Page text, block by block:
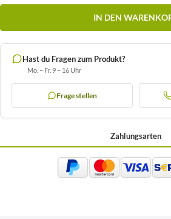
IN DEN
Hast du Fragen zum Produkt?
Mo. – Fr. 9 – 16 Uhr
Frage stellen
Zahlungsarten